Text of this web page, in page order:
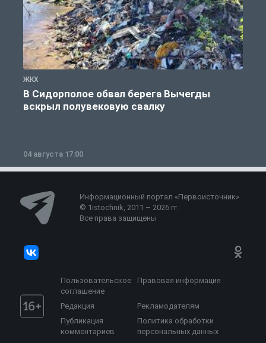
ЖКХ
В Сидорполое обвал берега Вычегды
вскрыл полувековую свалку
04 августа 17:00
Информационный портал «Первоисточник»
© 1istochnik, 2011 – 2026 гг.
Все права защищены
Пользовательское
соглашение
Правовая информация
Редакция
Рекламодателям
Публикация
комментариев
Политика обработки
персональных данных